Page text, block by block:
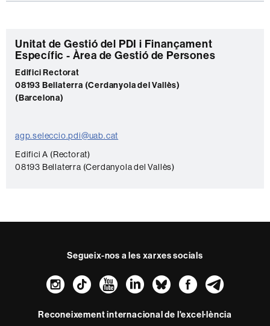
C
o
n
t
c
t
e
Unitat de Gestió del PDI i Finançament
Específic - Àrea de Gestió de Persones
Edifici Rectorat
08193 Bellaterra (Cerdanyola del Vallès)
(Barcelona)
agp.seleccio.pdi@uab.cat
Edifici A (Rectorat)
08193 Bellaterra (Cerdanyola del Vallès)
Segueix-nos a les xarxes socials
Instagram
TikTokYouTube
LinkedIn
Bluesky
Reconeixement internacional de l'excel·lència